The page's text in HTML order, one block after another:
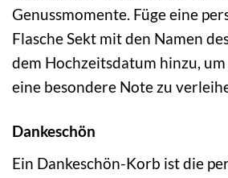
Genussmomente. Füge eine
Flasche Sekt mit den Namen
dem Hochzeitsdatum hinzu,
eine besondere Note zu
Dankeschön
Ein Dankeschön-Korb ist die